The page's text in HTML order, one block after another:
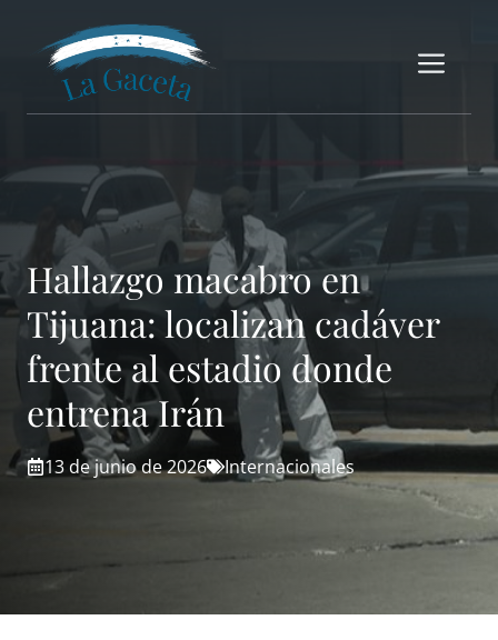
contenido
Hallazgo macabro en
Tijuana: localizan cadáver
frente al estadio donde
entrena Irán
13 de junio de 2026 Internacionales